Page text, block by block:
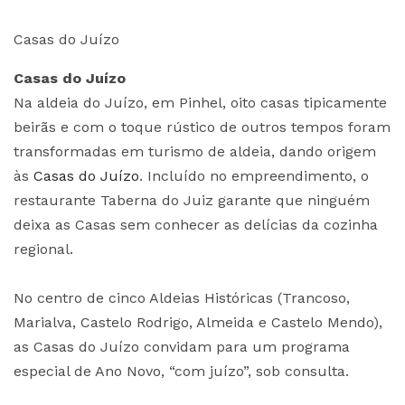
Casas do Juízo
Casas do Juízo
Na aldeia do Juízo, em Pinhel, oito casas tipicamente
beirãs e com o toque rústico de outros tempos foram
transformadas em turismo de aldeia, dando origem
às Casas do Juízo. Incluído no empreendimento, o
restaurante Taberna do Juiz garante que ninguém
deixa as Casas sem conhecer as delícias da cozinha
regional.
No centro de cinco Aldeias Históricas (Trancoso,
Marialva, Castelo Rodrigo, Almeida e Castelo Mendo),
as Casas do Juízo convidam para um programa
especial de Ano Novo, “com juízo”, sob consulta.